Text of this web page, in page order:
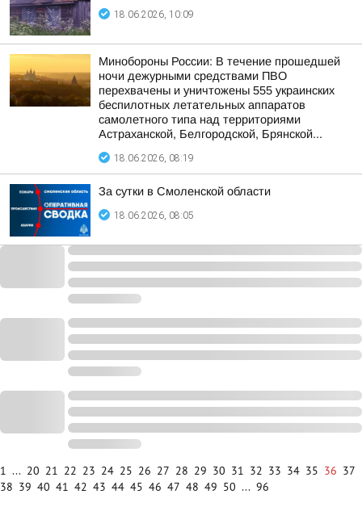
18.06.2026, 10:09
Минобороны России: В течение прошедшей
ночи дежурными средствами ПВО
перехвачены и уничтожены 555 украинских
беспилотных летательных аппаратов
самолетного типа над территориями
Астраханской, Белгородской, Брянской...
18.06.2026, 08:19
За сутки в Смоленской области
18.06.2026, 08:05
1 ... 20 21 22 23 24 25 26 27 28 29 30 31 32 33 34 35 36 37
38 39 40 41 42 43 44 45 46 47 48 49 50 ... 96